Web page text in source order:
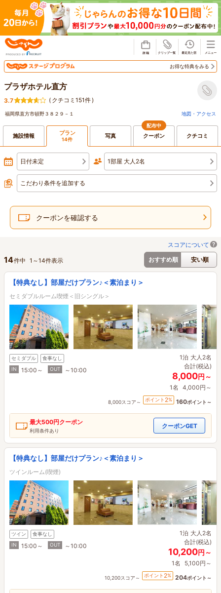
お得な特典をみる
プラザホテル直方
3.7 ( クチコミ151件)
福岡県直方市頓野３８２９－１ 地図・アクセス
施設情報 プラン
14件 写真
配布中
クーポン クチコミ
日付未定 1部屋 大人2名
こだわり条件を追加する
クーポンを確認する
スコアについて
おすすめ順
安い順
14件中 1 ～14件表示
【特典なし】部屋だけプラン♪＜素泊まり＞
セミダブルルーム喫煙＜旧シングル＞
セミダブル
食事なし
IN
15:00～ OUT ～10:00
1泊 大人2名
合計(税込)
8,000円～
1名 4,000円～
8,000スコア～ ポイント 2% 160ポイント～
最大500円クーポン
利用条件あり
クーポンGET
【特典なし】部屋だけプラン♪＜素泊まり＞
ツインルーム(喫煙)
ツイン
食事なし
IN
15:00～ OUT ～10:00
1泊 大人2名
合計(税込)
10,200円～
1名 5,100円～
10,200スコア～ ポイント 2% 204ポイント～